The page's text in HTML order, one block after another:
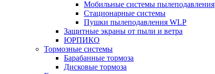
Мобильные системы пылеподавления
Стационарные системы
Пушки пылеподавления WLP
Защитные экраны от пыли и ветра
ЮРПИКО
Тормозные системы
Барабанные тормоза
Дисковые тормоза